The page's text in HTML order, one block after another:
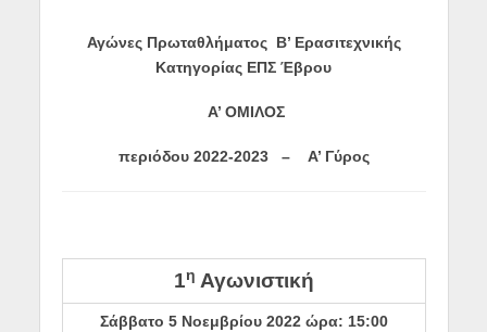
Αγώνες Πρωταθλήματος Β’ Ερασιτεχνικής
Κατηγορίας ΕΠΣ Έβρου
Α’ ΟΜΙΛΟΣ
περιόδου 2022-2023 – A’ Γύρος
1η Αγωνιστική
Σάββατο 5 Νοεμβρίου 2022 ώρα: 15:00